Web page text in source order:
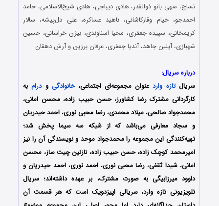
نساج، سهی بانو ذوالقدر، هادی دیباجی، هادی شیخ‌الاسلامی، حامد
احمدجو، خیام وقارکاشانی، ناهید عساکره، علی دل‌پیشه، سالار
کریمخانی، سپیده جعفری، محیا اسناوندی، بیژن خراسانی، حسین
شهبازی، آیلین جاهد، آندیا جعفری، عرفان برزین و آرش دهقان
درباره سریال:
سریالتازه واردعنوان مجموعه‌ای اجتماعی،خانوادگی ودرامبه
کارگردانی مشترک رضا کشاورز، حسن حبیب زاده، محسن امانی،
محمدجواد صالحی، میلاد محمدی، رضا محبی نوری، احمد حیدریان
و سجاد معارفی می‌باشد که از شبکه سه سیما پخش شد؛
تهیه‌کنندگی این مجموعه را محمدجواد موحد و نویسندگی آن را نیز
امیرمحمد کوچک زاده، حسن حبیب زاده، نازنین چیت ساز، محسن
امانی، شیدا ثقفی، رضا محبی نوری، احمد نوری، احمد حیدریان و
داوود میرزابیگی به صورت مشترک، بر عهده داشته‌‌اند؛ سریال
تلویزیونی تازه وارد، سریالی اپیزدویک است که هر قسمت آن